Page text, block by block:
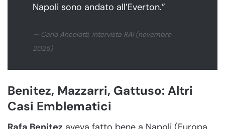
Napoli sono andato all’Everton.”
— Carlo Ancelotti, intervista RAI (novembre
2025)
Benitez, Mazzarri, Gattuso: Altri
Casi Emblematici